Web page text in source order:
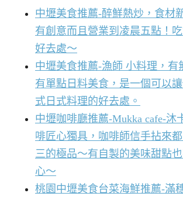
中壢美食推薦-醉鮮熱炒，食材
有創意而且營業到凌晨五點！
好去處～
中壢美食推薦-漁師 小料理，有
有單點日料美食，是一個可以
式日式料理的好去處。
中壢咖啡廳推薦-Mukka cafe-沐
啡匠心獨具，咖啡師信手拈來
三的極品～有自製的美味甜點
心～
桃園中壢美食台菜海鮮推薦-滿